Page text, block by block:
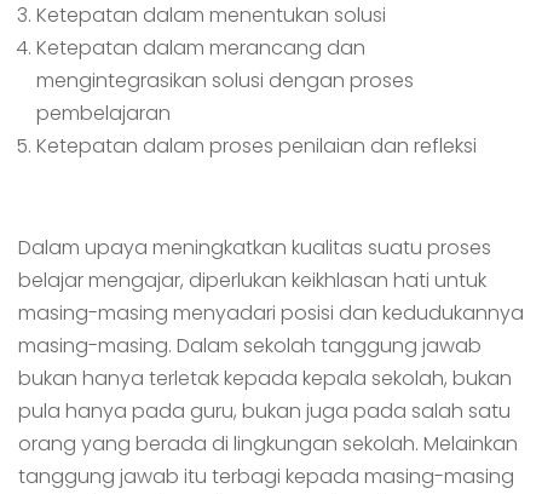
Ketepatan dalam menentukan solusi
Ketepatan dalam merancang dan
mengintegrasikan solusi dengan proses
pembelajaran
Ketepatan dalam proses penilaian dan refleksi
Dalam upaya meningkatkan kualitas suatu proses
belajar mengajar, diperlukan keikhlasan hati untuk
masing-masing menyadari posisi dan kedudukannya
masing-masing. Dalam sekolah tanggung jawab
bukan hanya terletak kepada kepala sekolah, bukan
pula hanya pada guru, bukan juga pada salah satu
orang yang berada di lingkungan sekolah. Melainkan
tanggung jawab itu terbagi kepada masing-masing